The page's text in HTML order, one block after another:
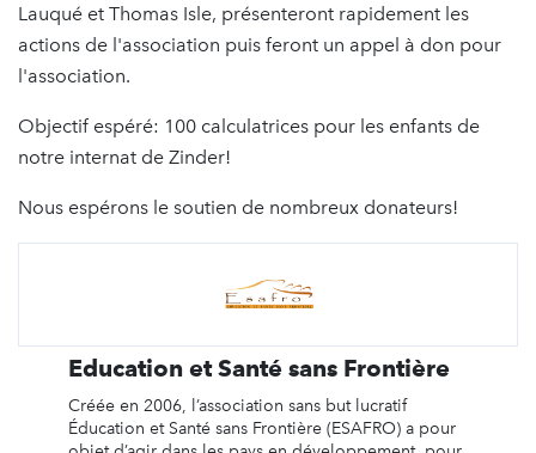
Lauqué et Thomas Isle, présenteront rapidement les
actions de l'association puis feront un appel à don pour
l'association.
Objectif espéré: 100 calculatrices pour les enfants de
notre internat de Zinder!
Nous espérons le soutien de nombreux donateurs!
Education et Santé sans Frontière
Créée en 2006, l’association sans but lucratif
Éducation et Santé sans Frontière (ESAFRO) a pour